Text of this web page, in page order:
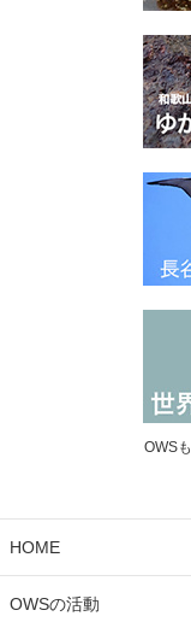
OWS
HOME
OWSの活動